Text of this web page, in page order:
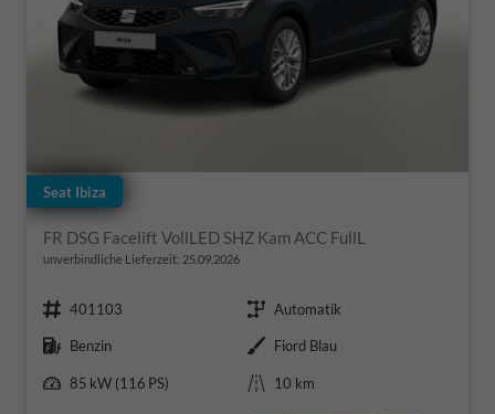
Seat Ibiza
FR DSG Facelift VollLED SHZ Kam ACC FullL
unverbindliche Lieferzeit: 25.09.2026
Fahrzeugnr. 401103 Getriebe Automatik
Kraftstoff Benzin Außenfarbe Fiord Blau
Leistung
85 kW (116 PS) Kilometerstand 10 km